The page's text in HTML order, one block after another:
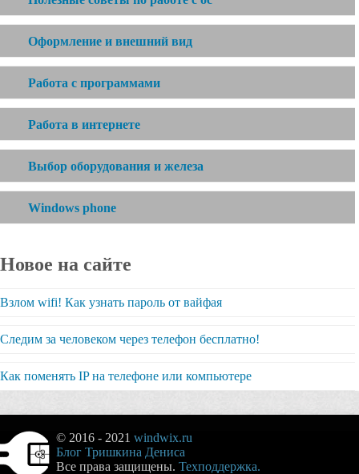
Оформление и внешний вид
Работа с программами
Работа в интернете
Выбор оборудования и железа
Windows phone
Новое на сайте
Взлом wifi! Как узнать пароль от вайфая
Следим за человеком через телефон бесплатно!
Как поменять IP на телефоне или компьютере
© 2016 - 2021 windwix.ru
Блог Тришкина Дениса
Все права защищены. Техподдержка.